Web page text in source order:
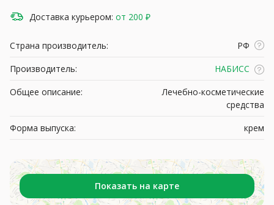
Доставка курьером: от 200 ₽
Страна производитель:
РФ
Производитель:
НАБИСС
Общее описание:
Лечебно-косметические
средства
Форма выпуска:
крем
Показать на карте